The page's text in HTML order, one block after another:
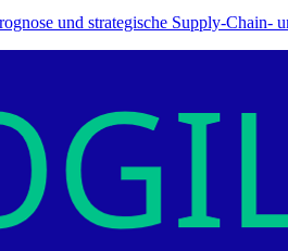
und strategische Supply-Chain-